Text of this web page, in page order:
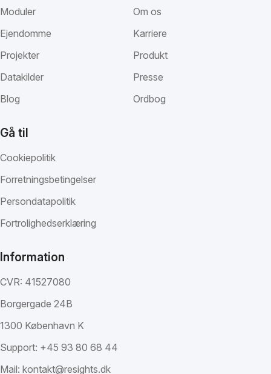
Moduler
Ejendomme
Projekter
Datakilder
Blog
Om os
Karriere
Produkt
Presse
Ordbog
Gå til
Cookiepolitik
Forretningsbetingelser
Persondatapolitik
Fortrolighedserklæring
Information
CVR: 41527080
Borgergade 24B
1300 København K
Support: +45 93 80 68 44
Mail: kontakt@resights.dk